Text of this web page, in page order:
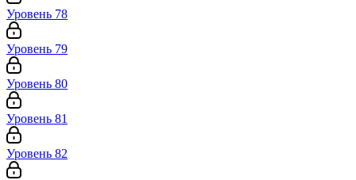
Уровень 78
Уровень 79
Уровень 80
Уровень 81
Уровень 82